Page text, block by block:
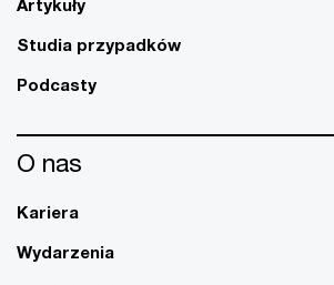
Artykuły
Studia przypadków
Podcasty
O nas
Kariera
Wydarzenia